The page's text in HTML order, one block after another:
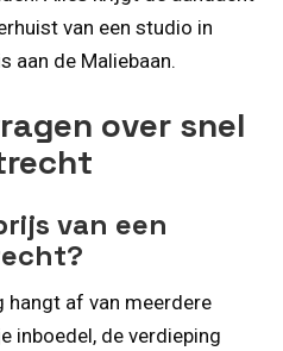
van een studio in
aan de Maliebaan.
over snel
van een
hangt af van meerdere
inboedel, de verdieping